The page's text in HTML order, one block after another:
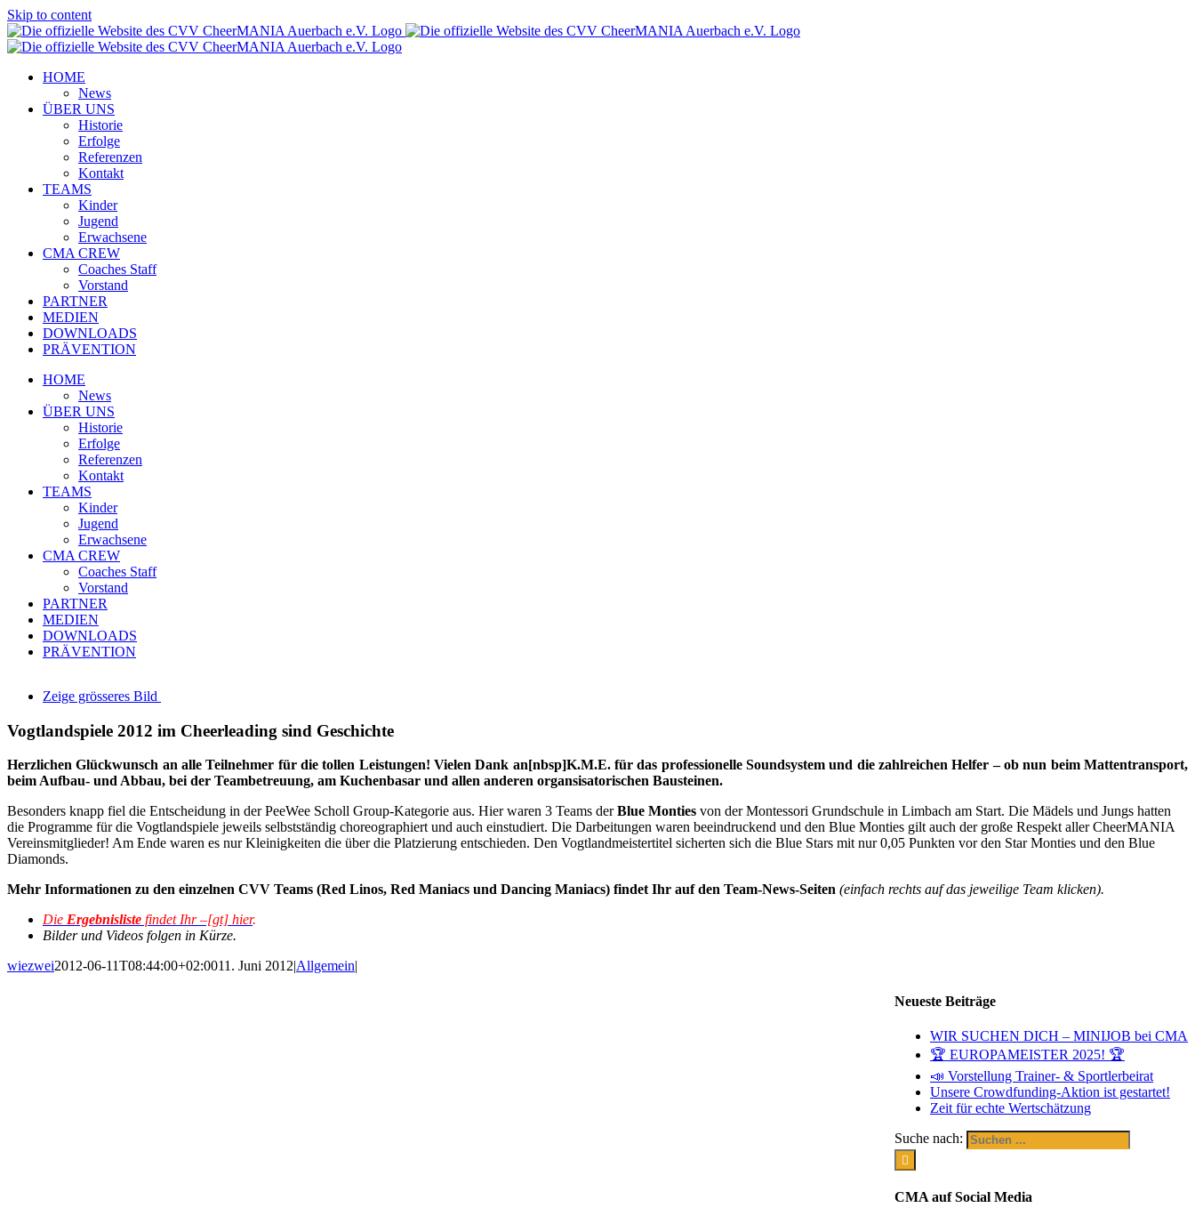
Skip to content
HOME
News
ÜBER UNS
Historie
Erfolge
Referenzen
Kontakt
TEAMS
Kinder
Jugend
Erwachsene
CMA CREW
Coaches Staff
Vorstand
PARTNER
MEDIEN
DOWNLOADS
PRÄVENTION
HOME
News
ÜBER UNS
Historie
Erfolge
Referenzen
Kontakt
TEAMS
Kinder
Jugend
Erwachsene
CMA CREW
Coaches Staff
Vorstand
PARTNER
MEDIEN
DOWNLOADS
PRÄVENTION
Zeige grösseres Bild
Vogtlandspiele 2012 im Cheerleading sind Geschichte
Herzlichen Glückwunsch an alle Teilnehmer für die tollen Leistungen! Vielen Dank an[nbsp]K.M.E. für das professionelle Soundsystem und die zahlreichen Helfer – ob nun beim Mattentransport,
beim Aufbau- und Abbau, bei der Teambetreuung, am Kuchenbasar und allen anderen organsisatorischen Bausteinen.
Besonders knapp fiel die Entscheidung in der PeeWee Scholl Group-Kategorie aus. Hier waren 3 Teams derBlue Monties von der Montessori Grundschule in Limbach am Start. Die Mädels und Jungs hatten
die Programme für die Vogtlandspiele jeweils selbstständig choreographiert und auch einstudiert. Die Darbeitungen waren beeindruckend und den Blue Monties gilt auch der große Respekt aller CheerMANIA
Vereinsmitglieder! Am Ende waren es nur Kleinigkeiten die über die Platzierung entschieden. Den Vogtlandmeistertitel sicherten sich die Blue Stars mit nur 0,05 Punkten vor den Star Monties und den Blue
Diamonds.
Mehr Informationen zu den einzelnen CVV Teams (Red Linos, Red Maniacs und Dancing Maniacs) findet Ihr auf den Team-News-Seiten (einfach rechts auf das jeweilige Team klicken).
Die Ergebnisliste findet Ihr –[gt] hier.
Bilder und Videos folgen in Kürze.
wiezwei2012-06-11T08:44:00+02:0011. Juni 2012|Allgemein|
Neueste Beiträge
WIR SUCHEN DICH – MINIJOB bei CMA
🏆 EUROPAMEISTER 2025! 🏆
📣 Vorstellung Trainer- & Sportlerbeirat
Unsere Crowdfunding-Aktion ist gestartet!
Zeit für echte Wertschätzung
Suche nach:
CMA auf Social Media